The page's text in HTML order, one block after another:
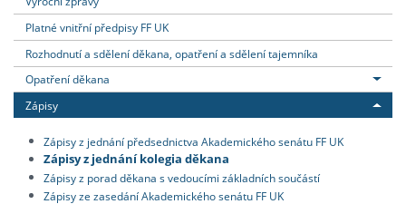
Platné vnitřní předpisy FF UK
Rozhodnutí a sdělení děkana, opatření a sdělení tajemníka
Opatření děkana
Zápisy
Zápisy z jednání předsednictva Akademického senátu FF UK
Zápisy z jednání kolegia děkana
Zápisy z porad děkana s vedoucími základních součástí
Zápisy ze zasedání Akademického senátu FF UK